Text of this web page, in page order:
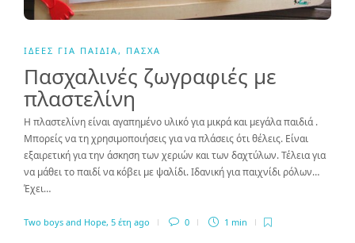
ΙΔΈΕΣ ΓΙΑ ΠΑΙΔΙΆ , ΠΆΣΧΑ
Πασχαλινές ζωγραφιές με
πλαστελίνη
Η πλαστελίνη είναι αγαπημένο υλικό για μικρά και μεγάλα παιδιά .
Μπορείς να τη χρησιμοποιήσεις για να πλάσεις ότι θέλεις. Είναι
εξαιρετική για την άσκηση των χεριών και των δαχτύλων. Τέλεια για
να μάθει το παιδί να κόβει με ψαλίδι. Ιδανική για παιχνίδι ρόλων…
Έχει…
Two boys and Hope, 5 έτη ago 0 1 min